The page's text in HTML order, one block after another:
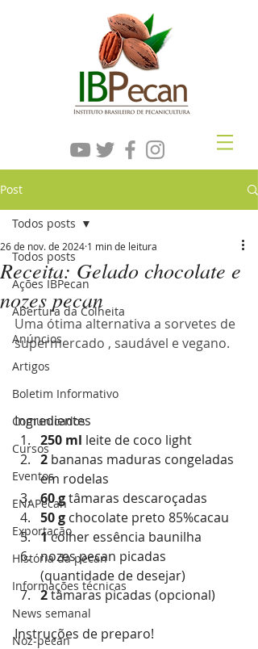
Post
Todos posts
Ações IBPecan
Abertura da Colheita
Anúncios
Artigos
Boletim Informativo
Comunicados
Cursos
Eventos
ENAPecan
Exportação
História da pecan
Informações técnicas
News semanal
Noz-pecan
Todos posts
Receita: Gelado chocolate e
nozes pecan
26 de nov. de 2024 1 min de leitura
Uma ótima alternativa a sorvetes de
supermercado , saudável e vegano.
Ingredientes
250 ml leite de coco light
2 bananas maduras congeladas
em rodelas
60 g tâmaras descaroçadas
50 g chocolate preto 85%cacau
1 colher essência baunilha
nozes pecan picadas
(quantidade de desejar)
2 tâmaras picadas (opcional)
Instruções de preparo!